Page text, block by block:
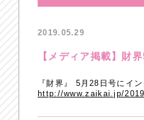
2019.05.29
【メディア掲載】財
『財界』 5月28日号にイ
http://www.zaikai.jp/